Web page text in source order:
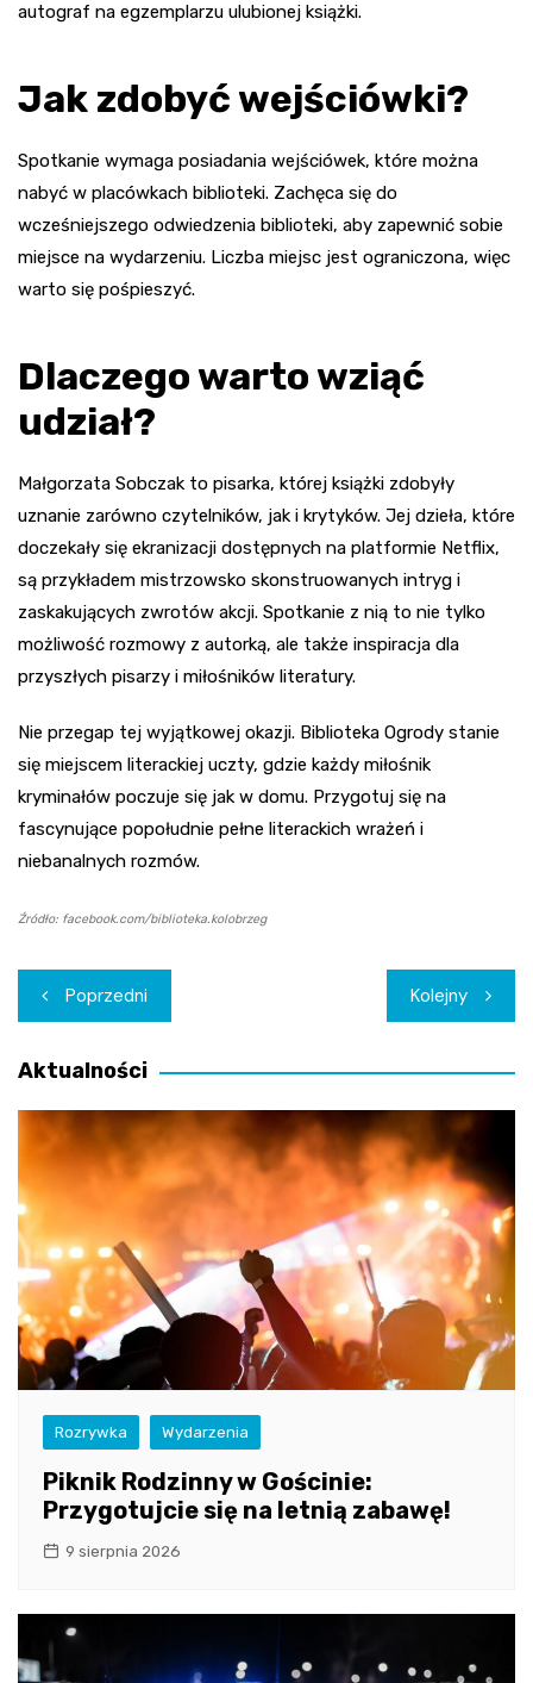
autograf na egzemplarzu ulubionej książki.
Jak zdobyć wejściówki?
Spotkanie wymaga posiadania wejściówek, które można
nabyć w placówkach biblioteki. Zachęca się do
wcześniejszego odwiedzenia biblioteki, aby zapewnić sobie
miejsce na wydarzeniu. Liczba miejsc jest ograniczona, więc
warto się pośpieszyć.
Dlaczego warto wziąć
udział?
Małgorzata Sobczak to pisarka, której książki zdobyły
uznanie zarówno czytelników, jak i krytyków. Jej dzieła, które
doczekały się ekranizacji dostępnych na platformie Netflix,
są przykładem mistrzowsko skonstruowanych intryg i
zaskakujących zwrotów akcji. Spotkanie z nią to nie tylko
możliwość rozmowy z autorką, ale także inspiracja dla
przyszłych pisarzy i miłośników literatury.
Nie przegap tej wyjątkowej okazji. Biblioteka Ogrody stanie
się miejscem literackiej uczty, gdzie każdy miłośnik
kryminałów poczuje się jak w domu. Przygotuj się na
fascynujące popołudnie pełne literackich wrażeń i
niebanalnych rozmów.
Źródło: facebook.com/biblioteka.kolobrzeg
Nawigacja
wpisu
Poprzedni Kolejny
Aktualności
Rozrywka Wydarzenia
Piknik Rodzinny w Gościnie:
Przygotujcie się na letnią zabawę!
9 sierpnia 2026